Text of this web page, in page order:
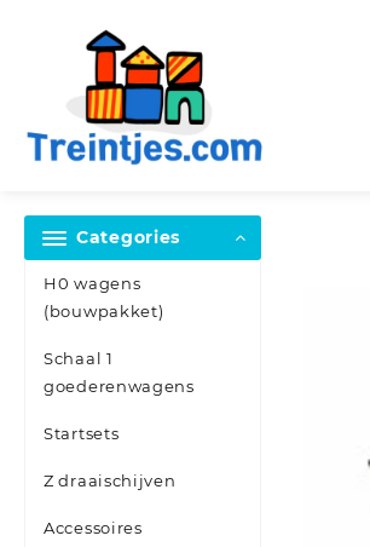
Categories
H0 wagens
(bouwpakket)
Schaal 1
goederenwagens
Startsets
Z draaischijven
Accessoires